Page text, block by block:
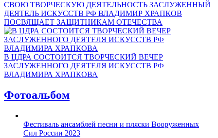
СВОЮ ТВОРЧЕСКУЮ ДЕЯТЕЛЬНОСТЬ ЗАСЛУЖЕННЫЙ
ДЕЯТЕЛЬ ИСКУССТВ РФ ВЛАДИМИР ХРАПКОВ
ПОСВЯЩАЕТ ЗАЩИТНИКАМ ОТЕЧЕСТВА
В ЦДРА СОСТОИТСЯ ТВОРЧЕСКИЙ ВЕЧЕР
ЗАСЛУЖЕННОГО ДЕЯТЕЛЯ ИСКУССТВ РФ
ВЛАДИМИРА ХРАПКОВА
Фотоальбом
Фестиваль ансамблей песни и пляски Вооруженных
Сил России 2023